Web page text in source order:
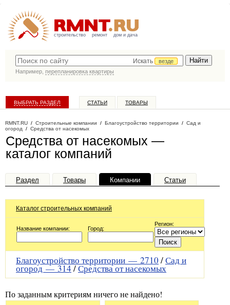
строительство ремонт дом и дача
Искать
везде
Например, перепланировка квартиры
ВЫБРАТЬ РАЗДЕЛ СТАТЬИ ТОВАРЫ
RMNT.RU / Строительные компании / Благоустройство территории / Сад и
огород / Средства от насекомых
Средства от насекомых —
каталог компаний
Раздел Товары Компании Статьи
Каталог строительных компаний
Название компании: Город:
Регион:
Благоустройство территории — 2710 /Сад и
огород —314/Средства от насекомых
По заданным критериям ничего не найдено!